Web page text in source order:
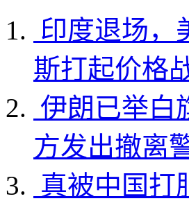
印度退场，
斯打起价格
伊朗已举白
方发出撤离
真被中国打